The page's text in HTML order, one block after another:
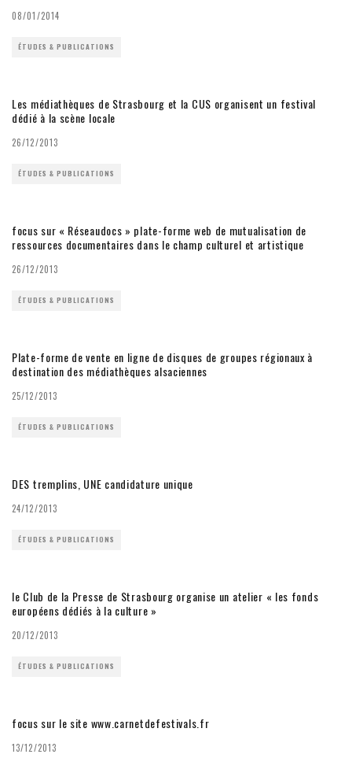
08/01/2014
ÉTUDES & PUBLICATIONS
Les médiathèques de Strasbourg et la CUS organisent un festival
dédié à la scène locale
26/12/2013
ÉTUDES & PUBLICATIONS
focus sur « Réseaudocs » plate-forme web de mutualisation de
ressources documentaires dans le champ culturel et artistique
26/12/2013
ÉTUDES & PUBLICATIONS
Plate-forme de vente en ligne de disques de groupes régionaux à
destination des médiathèques alsaciennes
25/12/2013
ÉTUDES & PUBLICATIONS
DES tremplins, UNE candidature unique
24/12/2013
ÉTUDES & PUBLICATIONS
le Club de la Presse de Strasbourg organise un atelier « les fonds
européens dédiés à la culture »
20/12/2013
ÉTUDES & PUBLICATIONS
focus sur le site www.carnetdefestivals.fr
13/12/2013